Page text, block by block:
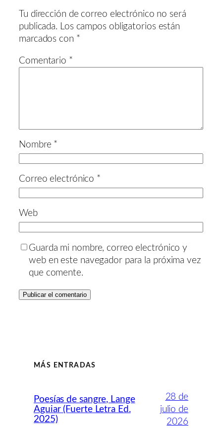
Tu dirección de correo electrónico no será
publicada. Los campos obligatorios están
marcados con *
Comentario *
Nombre *
Correo electrónico *
Web
Guarda mi nombre, correo electrónico y
web en este navegador para la próxima vez
que comente.
MÁS ENTRADAS
Poesías de sangre, Lange
Aguiar (Fuerte Letra Ed.
2025)
28 de
julio de
2026